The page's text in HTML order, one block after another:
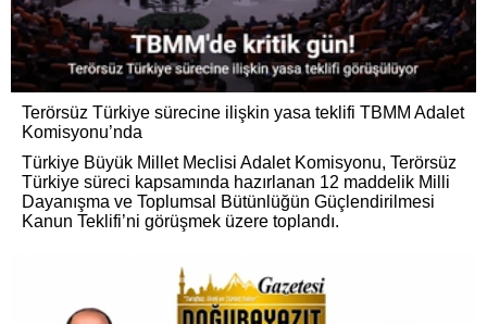
Terörsüz Türkiye sürecine ilişkin yasa teklifi TBMM Adalet
Komisyonu’nda
Türkiye Büyük Millet Meclisi Adalet Komisyonu, Terörsüz
Türkiye süreci kapsamında hazırlanan 12 maddelik Milli
Dayanışma ve Toplumsal Bütünlüğün Güçlendirilmesi
Kanun Teklifi’ni görüşmek üzere toplandı.